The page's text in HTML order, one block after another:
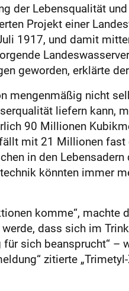
der Lebensqualität
Projekt einer
1917, und damit
geworden, erklärte
mengenmäßig nicht
liefern kann,
90 Millionen
mit 21 Millionen
in den
könnten immer
komme“,
dass sich im
sich beansprucht“ –
zitierte